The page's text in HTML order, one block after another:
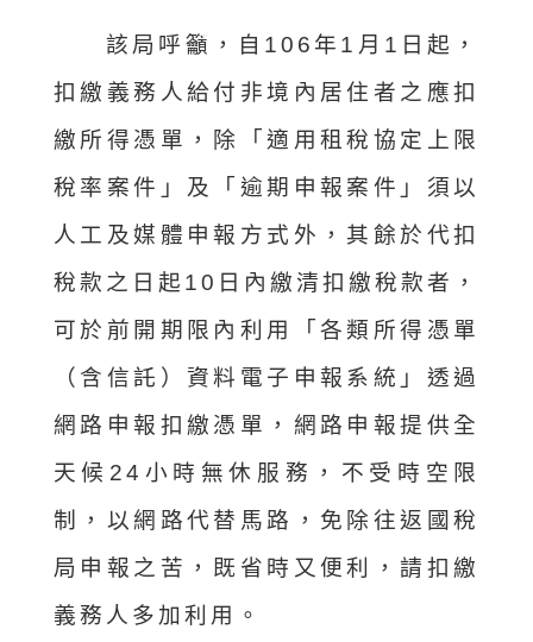
該局呼籲，自106年1月1日起，
扣繳義務人給付非境內居住者之應扣
繳所得憑單，除「適用租稅協定上限
稅率案件」及「逾期申報案件」須以
人工及媒體申報方式外，其餘於代扣
稅款之日起10日內繳清扣繳稅款者，
可於前開期限內利用「各類所得憑單
（含信託）資料電子申報系統」透過
網路申報扣繳憑單，網路申報提供全
天候24小時無休服務，不受時空限
制，以網路代替馬路，免除往返國稅
局申報之苦，既省時又便利，請扣繳
義務人多加利用。